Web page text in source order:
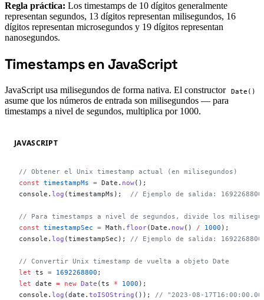
Regla práctica: Los timestamps de 10 dígitos generalmente
representan segundos, 13 dígitos representan milisegundos, 16
dígitos representan microsegundos y 19 dígitos representan
nanosegundos.
#
Timestamps en JavaScript
JavaScript usa milisegundos de forma nativa. El constructor Date()
asume que los números de entrada son milisegundos — para
timestamps a nivel de segundos, multiplica por 1000.
JAVASCRIPT
// Obtener el Unix timestamp actual (en milisegundos)
const timestampMs = Date. now();
console. log (timestampMs); // Ejemplo de salida:
// Para timestamps a nivel de segundos, divide los
const timestampSec = Math. floor(Date. now() / 1000 );
console. log (timestampSec); // Ejemplo de salida: 1692268800
// Convertir Unix timestamp de vuelta a objeto Date
let ts = 1692268800 ;
let date = new Date (ts * 1000 );
console. log (date. toISOString ()); // "2023-08-